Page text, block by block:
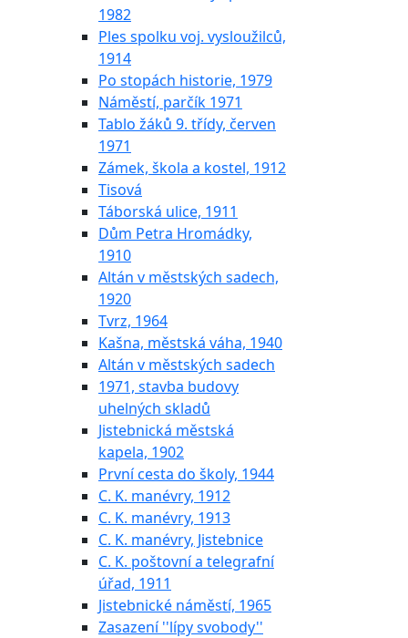
1982
Ples spolku voj. vysloužilců,
1914
Po stopách historie, 1979
Náměstí, parčík 1971
Tablo žáků 9. třídy, červen
1971
Zámek, škola a kostel, 1912
Tisová
Táborská ulice, 1911
Dům Petra Hromádky,
1910
Altán v městských sadech,
1920
Tvrz, 1964
Kašna, městská váha, 1940
Altán v městských sadech
1971, stavba budovy
uhelných skladů
Jistebnická městská
kapela, 1902
První cesta do školy, 1944
C. K. manévry, 1912
C. K. manévry, 1913
C. K. manévry, Jistebnice
C. K. poštovní a telegrafní
úřad, 1911
Jistebnické náměstí, 1965
Zasazení ''lípy svobody''